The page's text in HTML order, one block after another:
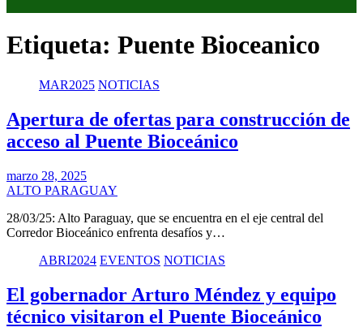
Etiqueta: Puente Bioceanico
MAR2025 NOTICIAS
Apertura de ofertas para construcción de
acceso al Puente Bioceánico
marzo 28, 2025
ALTO PARAGUAY
28/03/25: Alto Paraguay, que se encuentra en el eje central del
Corredor Bioceánico enfrenta desafíos y…
ABRI2024 EVENTOS NOTICIAS
El gobernador Arturo Méndez y equipo
técnico visitaron el Puente Bioceánico